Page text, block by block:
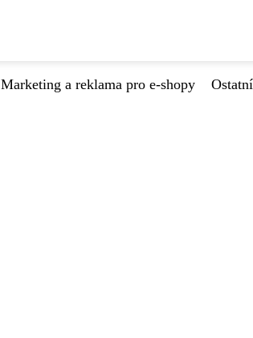
Marketing a reklama pro e-shopy
Ostatní